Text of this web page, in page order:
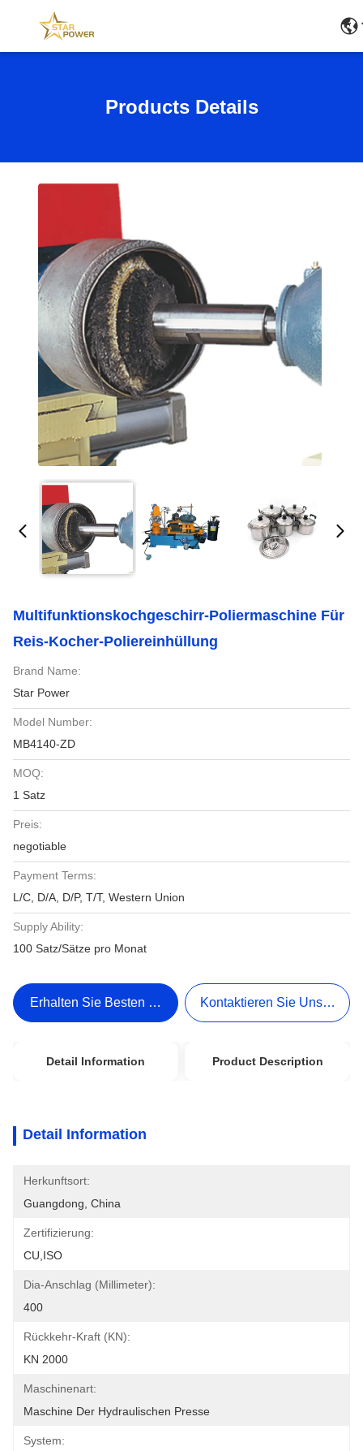
Products Details
Multifunktionskochgeschirr-Poliermaschine Für
Reis-Kocher-Poliereinhüllung
Brand Name:
Star Power
Model Number:
MB4140-ZD
MOQ:
1 Satz
Preis:
negotiable
Payment Terms:
L/C, D/A, D/P, T/T, Western Union
Supply Ability:
100 Satz/Sätze pro Monat
Erhalten Sie Besten Preis Kontaktieren Sie Uns Jetzt
Detail Information Product Description
Detail Information
Herkunftsort:
Guangdong, China
Zertifizierung:
CU,ISO
Dia-Anschlag (Millimeter):
400
Rückkehr-Kraft (kN):
KN 2000
Maschinenart:
Maschine Der Hydraulischen Presse
System: